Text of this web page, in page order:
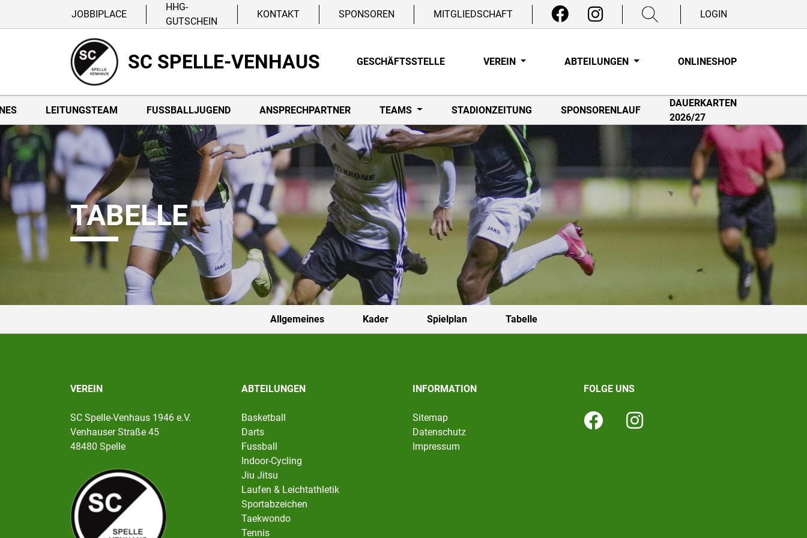
JOBBIPLACE
HHG-
GUTSCHEIN
KONTAKT SPONSOREN MITGLIEDSCHAFT LOGIN
SC SPELLE-VENHAUS GESCHÄFTSSTELLE VEREIN ABTEILUNGEN ONLINESHOP
LEITUNGSTEAM FUSSBALLJUGEND ANSPRECHPARTNER TEAMS STADIONZEITUNG SPONSORENLAUF
DAUERKARTEN
2026/27
TABELLE
Allgemeines Kader Spielplan Tabelle
VEREIN
SC Spelle-Venhaus 1946 e.V.
Venhauser Straße 45
48480 Spelle
ABTEILUNGEN
Basketball
Darts
Fussball
Indoor-Cycling
Jiu Jitsu
Laufen & Leichtathletik
Sportabzeichen
Taekwondo
Tennis
INFORMATION
Sitemap
Datenschutz
Impressum
FOLGE UNS